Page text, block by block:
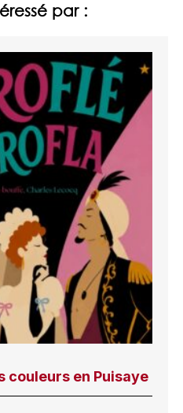
par :
couleurs en Puisaye